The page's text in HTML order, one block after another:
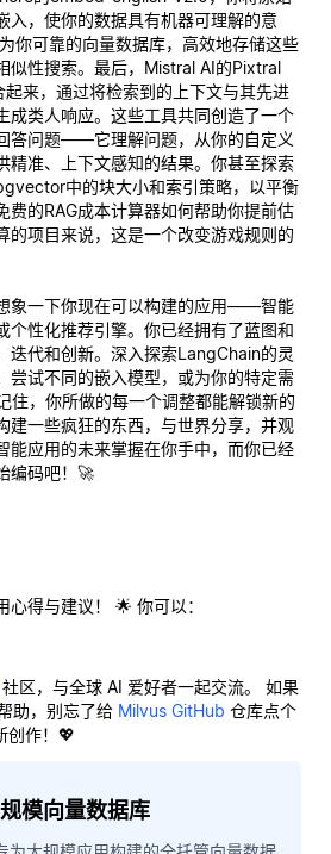
入，使你的数据具有机器可理解的意
你可靠的向量数据库，高效地存储这些
似性搜索。最后，Mistral AI的Pixtral
来，通过将检索到的上下文与其先进
成类人响应。这些工具共同创造了一个
答问题——它理解问题，从你的自定义
精准、上下文感知的结果。你甚至探索
中的块大小和索引策略，以平衡
费的RAG成本计算器如何帮助你提前估
项目来说，这是一个改变游戏规则的
象一下你现在可以构建的应用——智能
个性化推荐引擎。你已经拥有了蓝图和
迭代和创新。深入探索LangChain的灵
尝试不同的嵌入模型，或为你的特定需
住，你所做的每一个调整都能解锁新的
一些疯狂的东西，与世界分享，并观
能应用的未来掌握在你手中，而你已经
编码吧！🚀
得与建议！ 🌟 你可以：
社区，与全球 AI 爱好者一起交流。 如果
助，别忘了给 Milvus GitHub 仓库点个
创作！💖
模向量数据库